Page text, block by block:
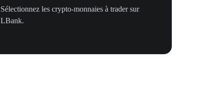
Sélectionnez les crypto-monnaies à trader sur
LBank.